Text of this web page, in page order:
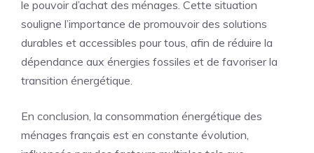
le pouvoir d’achat des ménages. Cette situation
souligne l’importance de promouvoir des solutions
durables et accessibles pour tous, afin de réduire la
dépendance aux énergies fossiles et de favoriser la
transition énergétique.
En conclusion, la consommation énergétique des
ménages français est en constante évolution,